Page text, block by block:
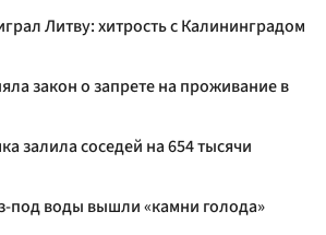
Литву: хитрость с Калининградом
закон о запрете на проживание в
залила соседей на 654 тысячи
под воды вышли «камни голода»